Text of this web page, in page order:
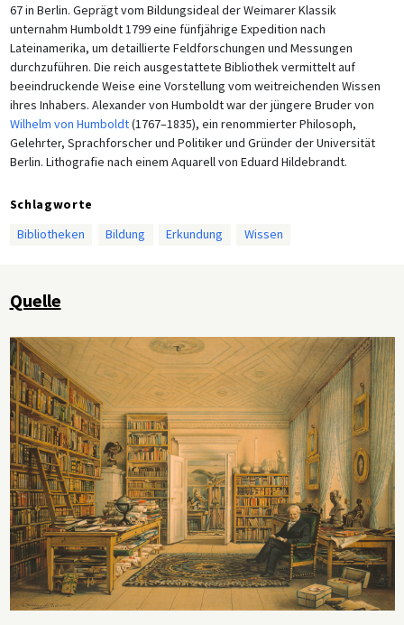
67 in Berlin. Geprägt vom Bildungsideal der Weimarer Klassik
unternahm Humboldt 1799 eine fünfjährige Expedition nach
Lateinamerika, um detaillierte Feldforschungen und Messungen
durchzuführen. Die reich ausgestattete Bibliothek vermittelt auf
beeindruckende Weise eine Vorstellung vom weitreichenden Wissen
ihres Inhabers. Alexander von Humboldt war der jüngere Bruder von
Wilhelm von Humboldt(1767–1835), ein renommierter Philosoph,
Gelehrter, Sprachforscher und Politiker und Gründer der Universität
Berlin. Lithografie nach einem Aquarell von Eduard Hildebrandt.
Schlagworte
Bibliotheken
Bildung Erkundung Wissen
Quelle